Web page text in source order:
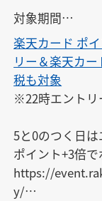
対象期間
10日 00：00 ~
★Amazon・ヤ
https://
※こちらにもご
楽天カード ポ
リー＆楽天カ
税も対象
※22時エントリ
5と0のつく日
ポイント+3倍
https://
y/